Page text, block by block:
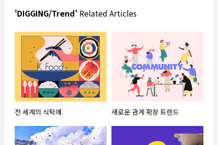
'DIGGING/Trend' Related Articles
전 세계의 식탁에 새로운 관계 확장 트렌드